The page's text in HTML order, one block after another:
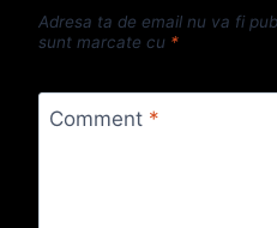
Adresa ta de email nu va fi
sunt marcate cu *
Comment *